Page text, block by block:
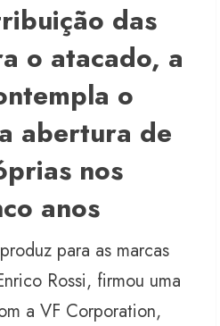
das
o atacado, a
o
abertura de
nos
anos
para as marcas
Rossi, firmou uma
a VF Corporation,